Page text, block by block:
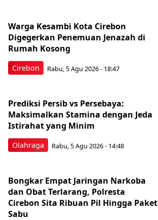
Cirebon
Warga Kesambi Kota Cirebon
Digegerkan Penemuan Jenazah di
Rumah Kosong
Rabu, 5 Agu 2026 - 18:47
Olahraga
Prediksi Persib vs Persebaya:
Maksimalkan Stamina dengan Jeda
Istirahat yang Minim
Rabu, 5 Agu 2026 - 14:48
Bongkar Empat Jaringan Narkoba
dan Obat Terlarang, Polresta
Cirebon Sita Ribuan Pil Hingga Paket
Sabu